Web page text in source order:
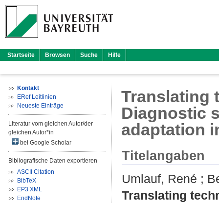
Startseite Browsen Suche Hilfe
Kontakt
ERef Leitlinien
Neueste Einträge
Literatur vom gleichen Autor/der
gleichen Autor*in
bei Google Scholar
Bibliografische Daten exportieren
ASCII Citation
BibTeX
EP3 XML
EndNote
Translating
Diagnostic
adaptation
Titelangaben
Umlauf, René ;
Translating